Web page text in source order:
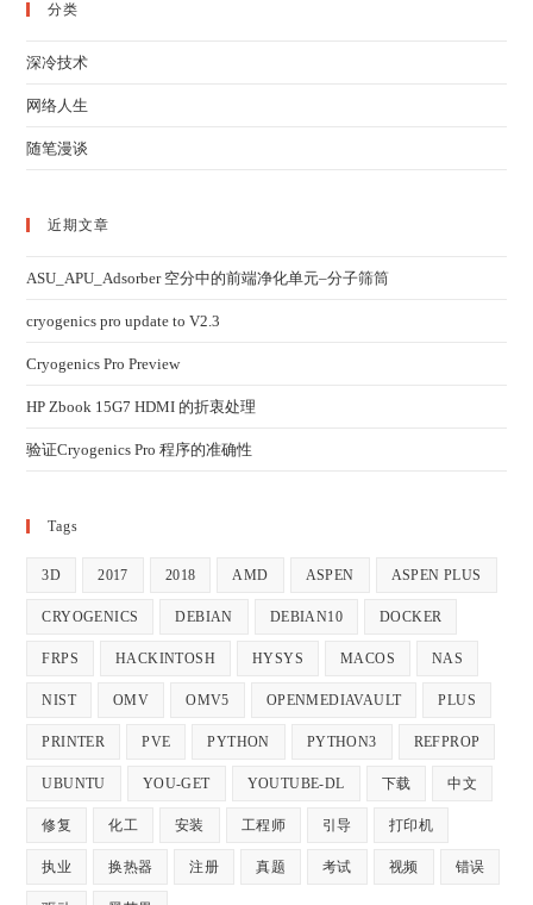
分类
深冷技术
网络人生
随笔漫谈
近期文章
ASU_APU_Adsorber 空分中的前端净化单元–分子筛筒
cryogenics pro update to V2.3
Cryogenics Pro Preview
HP Zbook 15G7 HDMI 的折衷处理
验证Cryogenics Pro 程序的准确性
Tags
3D 2017 2018 AMD ASPEN ASPEN PLUS
CRYOGENICS DEBIAN DEBIAN10 DOCKER
FRPS HACKINTOSH HYSYS MACOS NAS
NIST OMV OMV5 OPENMEDIAVAULT PLUS
PRINTER PVE PYTHON PYTHON3 REFPROP
UBUNTU YOU-GET YOUTUBE-DL 下载 中文
修复 化工 安装 工程师 引导 打印机
执业 换热器 注册 真题 考试 视频 错误